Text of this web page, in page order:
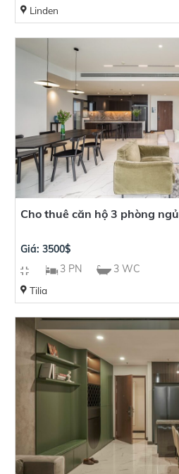
Linden
Cho thuê căn hộ 3 phòng
Giá: 3500$
3 PN
3 WC
Tilia